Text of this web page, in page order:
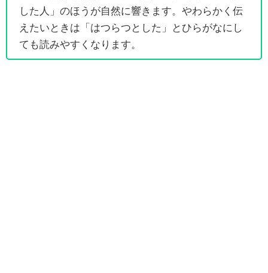
した人」のほうが自然に響きます。やわらかく伝
えたいときは「はつらつとした」とひらがなにし
ても読みやすくなります。